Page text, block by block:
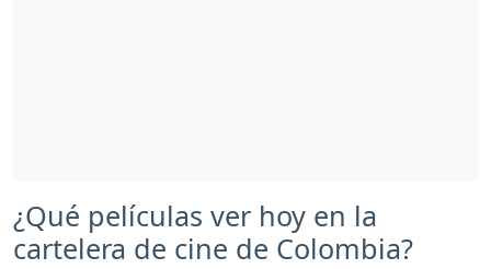
¿Qué películas ver hoy en la
cartelera de cine de Colombia?